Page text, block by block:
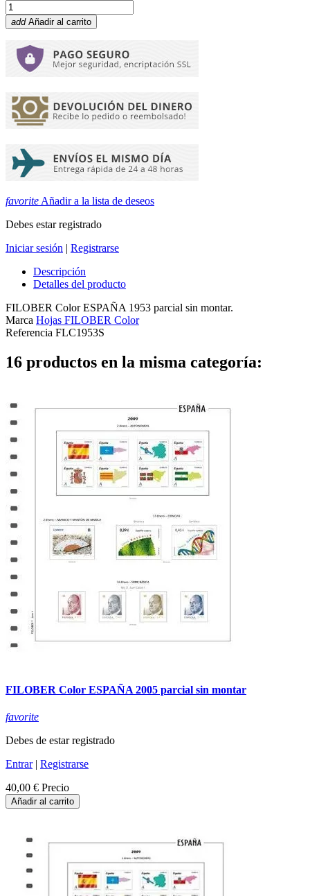
add Añadir al carrito
favorite Añadir a la lista de deseos
Debes estar registrado
Iniciar sesión | Registrarse
Descripción
Detalles del producto
FILOBER Color ESPAÑA 1953 parcial sin montar.
Marca Hojas FILOBER Color
Referencia FLC1953S
16 productos en la misma categoría:
FILOBER Color ESPAÑA 2005 parcial sin montar
favorite
Debes de estar registrado
Entrar| Registrarse
40,00 € Precio
Añadir al carrito